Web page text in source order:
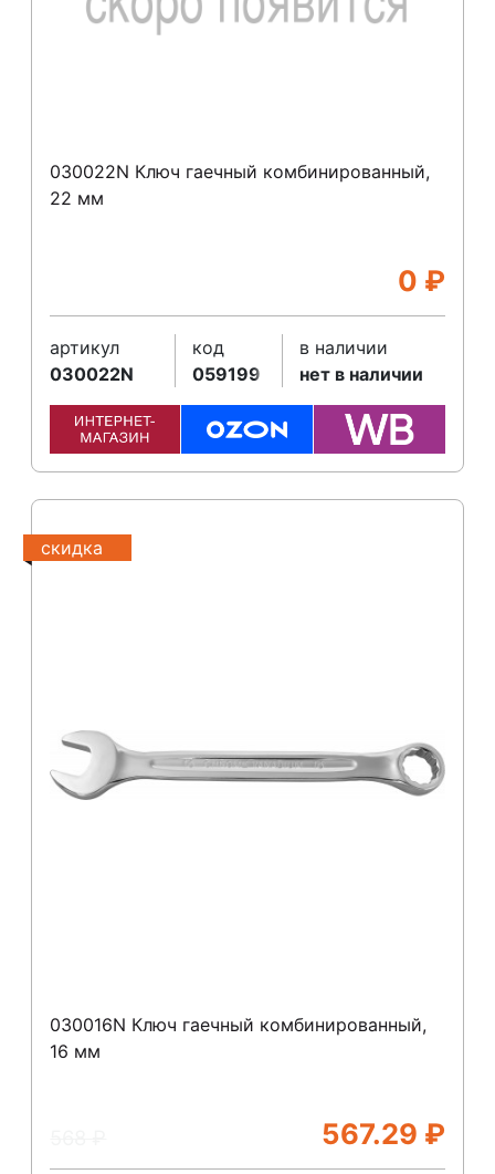
030022N Ключ гаечный комбинированный,
22 мм
0 ₽
артикул
030022N
код
059199
в наличии
нет в наличии
скидка
030016N Ключ гаечный комбинированный,
16 мм
567.29 ₽